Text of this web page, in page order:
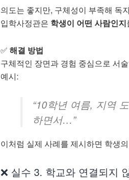
의도는 좋지만, 구체성이 부족해 독
입학사정관은 학생이 어떤 사람인지
✅ 해결 방법
구체적인 장면과 경험 중심으로 서
예시:
“10학년 여름, 지역
하면서…”
이처럼 실제 사례를 제시하면 학생
❌ 실수 3. 학교와 연결되지